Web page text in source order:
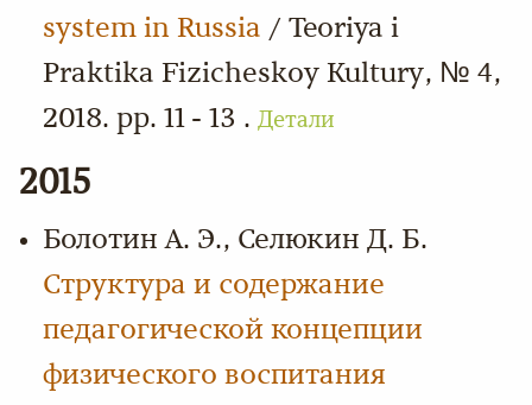
system in Russia / Teoriya i
Praktika Fizicheskoy Kultury, № 4,
2018. pp. 11 - 13 . Детали
2015
Болотин А. Э., Селюкин Д. Б.
Структура и содержание
педагогической концепции
физического воспитания